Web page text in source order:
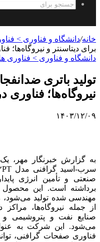
خانه/دانشگاه و فناوری >
برای دیتاسنتر و نیروگاه‌ها؛
دانشگاه و فناوری > فناوری
تولید باتری
نیروگاه‌ها؛
۱۴۰۳/۱۲/۰۹
به گزارش خبرنگار مهر، یک
صنعتی و تأمین انرژی
برداشته است. این محصول
مهندسی شده تولید می‌شود،
از جمله نیروگاه‌ها، مراکز
صنایع نفت و پتروشیمی و
می‌شود. این شرکت به عنوان
فناوری صفحات گرافنی،